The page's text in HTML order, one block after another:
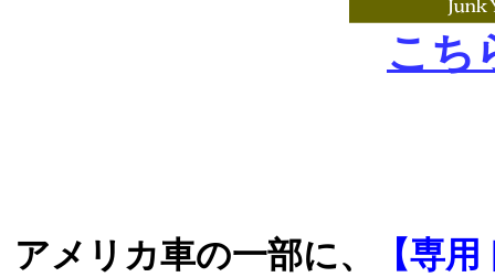
こち
アメリカ車の一部に、
【専